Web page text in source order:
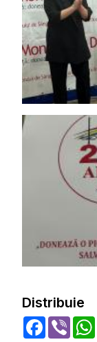
Distribuie
Facebook
Viber